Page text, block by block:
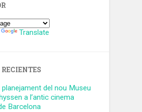
Translate
del nou Museu
a l’antic cinema
Barcelona